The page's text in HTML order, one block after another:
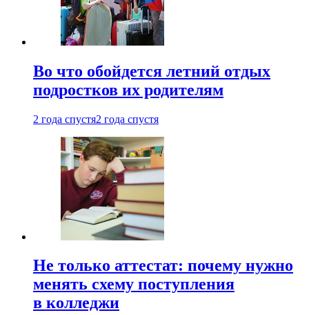
Во что обойдется летний отдых
подростков их родителям
2 года спустя2 года спустя
Не только аттестат: почему нужно
менять схему поступления
в колледжи